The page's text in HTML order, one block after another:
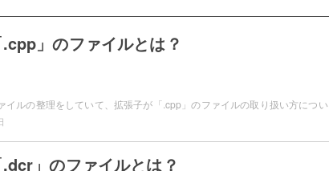
」のファイルとは？
」のファイルとは？